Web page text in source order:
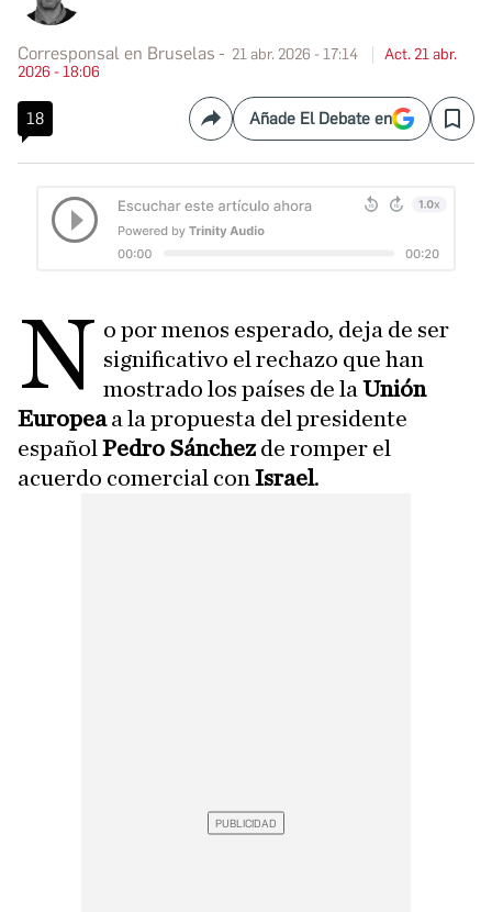
Corresponsal en Bruselas 21 abr. 2026 - 17:14
Act. 21 abr.
2026 - 18:06
18 CompartirAñade El Debate en Save
N o por menos esperado, deja de ser
significativo el rechazo que han
mostrado los países de laUnión
Europeaa la propuesta del presidente
español Pedro Sánchezde romper el
acuerdo comercial con Israel.